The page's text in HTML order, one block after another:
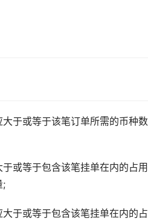
大于或等于该笔订单所需的币种数
或等于包含该笔挂单在内的占
;
于或等于包含该笔挂单在内的